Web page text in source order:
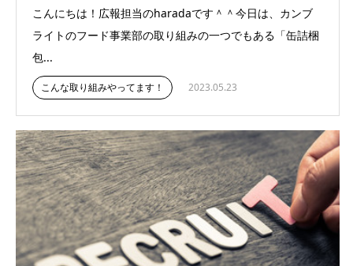
こんにちは！広報担当のharadaです＾＾今日は、カンブ
ライトのフード事業部の取り組みの一つでもある「缶詰梱
包...
こんな取り組みやってます！ 2023.05.23